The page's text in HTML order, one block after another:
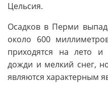
Цельсия.
Осадков в Перми
около 600
приходятся на лето и
дожди и мелкий снег,
являются характерным